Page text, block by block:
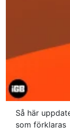
Så här
som förklaras